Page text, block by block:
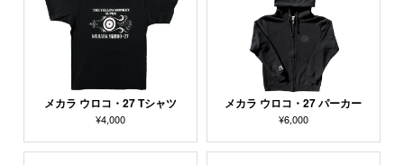
メカラ ウロコ・27 Tシャツ
¥4,000
メカラ ウロコ・27 パーカー
¥6,000